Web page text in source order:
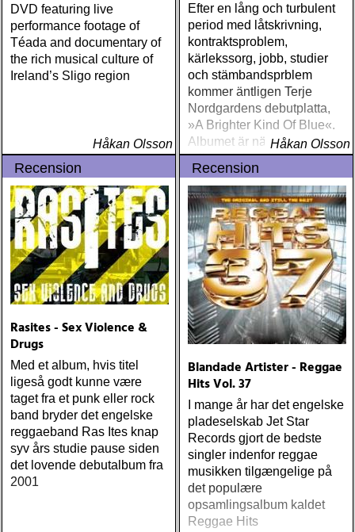
DVD featuring live
performance footage of
Téada and documentary of
the rich musical culture of
Ireland’s Sligo region
Håkan Olsson
Efter en lång och turbulent
period med låtskrivning,
kontraktsproblem,
kärlekssorg, jobb, studier
och stämbandsprblem
kommer äntligen Terje
Nordgardens debutplatta,
»A Brighter Kind Of Blue«.
Albumet är nära, enkelt och
ärligt och handlar om
upplevelser och historier
från en ung mans liv
Håkan Olsson
Recension
Rasites - Sex Violence &
Drugs
Med et album, hvis titel
ligeså godt kunne være
taget fra et punk eller rock
band bryder det engelske
reggaeband Ras Ites knap
syv års studie pause siden
det lovende debutalbum fra
2001
Recension
Blandade Artister - Reggae
Hits Vol. 37
I mange år har det engelske
pladeselskab Jet Star
Records gjort de bedste
singler indenfor reggae
musikken tilgængelige på
det populære
opsamlingsalbum kaldet
Reggae Hits